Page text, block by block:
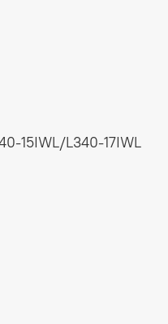
ноутбука Lenovo L340-
UMA 4G
деталь от
обеспечит
15IWL/L340-17IWL